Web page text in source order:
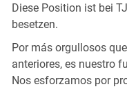
Diese Position ist bei
besetzen.
Por más orgullosos
anteriores, es nuestro
Nos esforzamos por